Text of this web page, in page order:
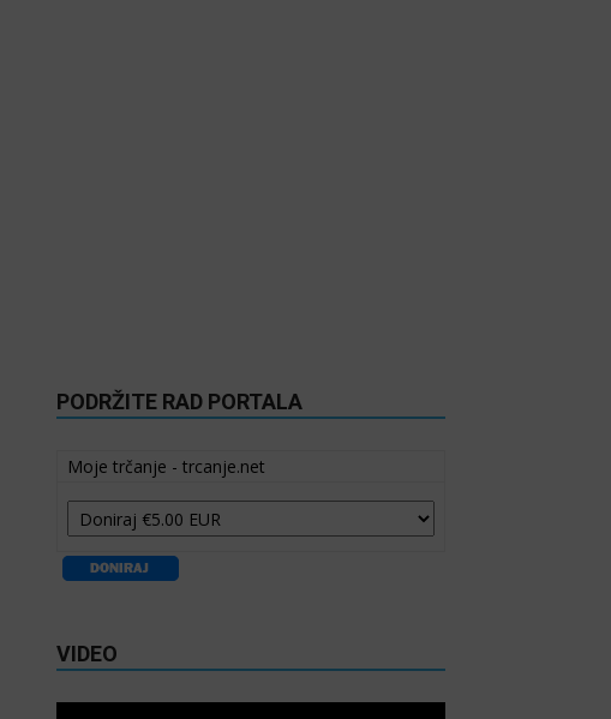
PODRŽITE RAD PORTALA
Moje trčanje - trcanje.net
VIDEO